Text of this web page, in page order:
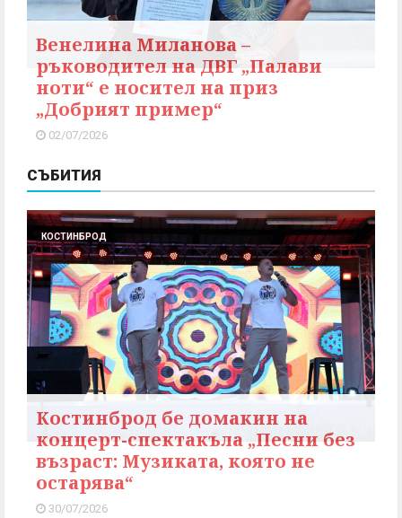
Венелина Миланова –
ръководител на ДВГ „Палави
ноти“ е носител на приз
„Добрият пример“
02/07/2026
СЪБИТИЯ
КОСТИНБРОД
Костинброд бе домакин на
концерт-спектакъла „Песни без
възраст: Музиката, която не
остарява“
30/07/2026